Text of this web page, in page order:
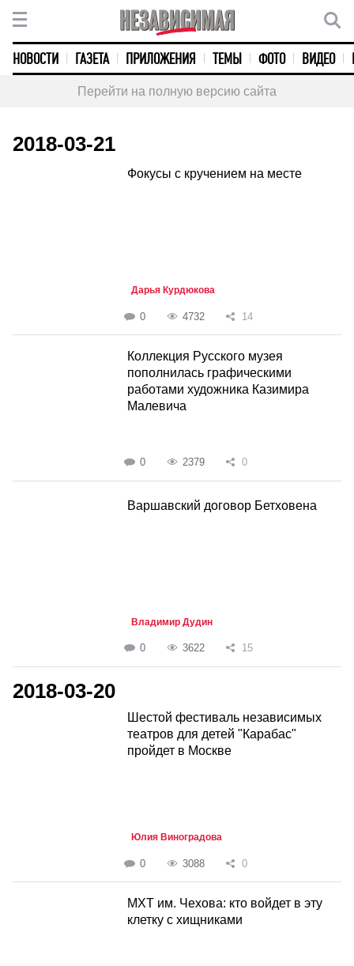
НОВОСТИ ГАЗЕТА ПРИЛОЖЕНИЯ ТЕМЫ ФОТО ВИДЕО
Перейти на полную версию сайта
2018-03-21
Фокусы с кручением на месте
Дарья Курдюкова
0 4732 14
Коллекция Русского музея
пополнилась графическими
работами художника Казимира
Малевича
0 2379 0
Варшавский договор Бетховена
Владимир Дудин
0 3622 15
2018-03-20
Шестой фестиваль независимых
театров для детей "Карабас"
пройдет в Москве
Юлия Виноградова
0 3088 0
МХТ им. Чехова: кто войдет в эту
клетку с хищниками